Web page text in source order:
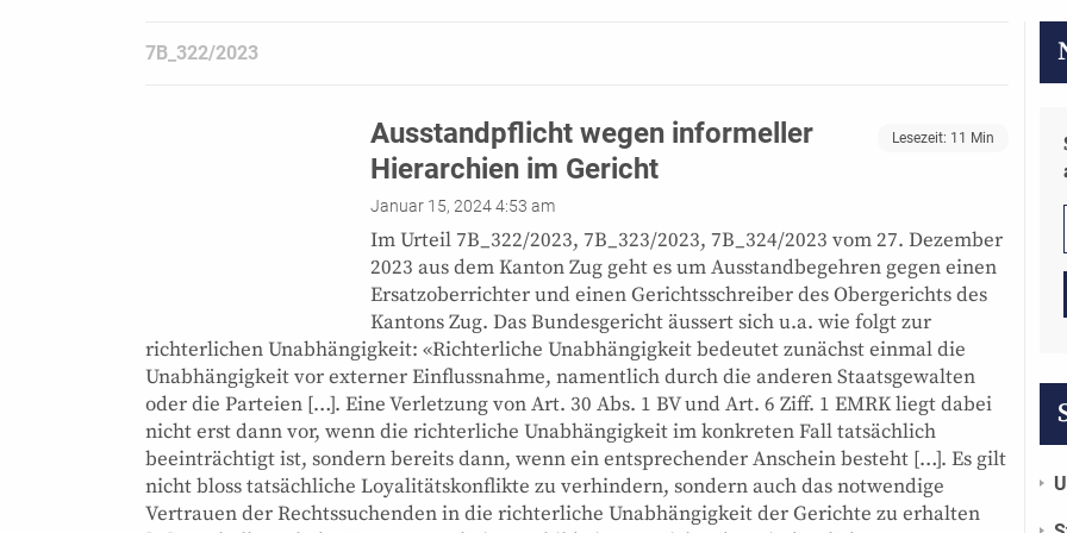
7B_322/2023
Ausstandpflicht wegen informeller
Hierarchien im Gericht
Lesezeit: 11 Min
Januar 15, 2024 4:53 am
Im Urteil 7B_322/2023, 7B_323/2023, 7B_324/2023 vom 27. Dezember
2023 aus dem Kanton Zug geht es um Ausstandbegehren gegen einen
Ersatzoberrichter und einen Gerichtsschreiber des Obergerichts des
Kantons Zug. Das Bundesgericht äussert sich u.a. wie folgt zur
richterlichen Unabhängigkeit: «Richterliche Unabhängigkeit bedeutet zunächst einmal die
Unabhängigkeit vor externer Einflussnahme, namentlich durch die anderen Staatsgewalten
oder die Parteien […]. Eine Verletzung von Art. 30 Abs. 1 BV und Art. 6 Ziff. 1 EMRK liegt dabei
nicht erst dann vor, wenn die richterliche Unabhängigkeit im konkreten Fall tatsächlich
beeinträchtigt ist, sondern bereits dann, wenn ein entsprechender Anschein besteht […]. Es gilt
nicht bloss tatsächliche Loyalitätskonflikte zu verhindern, sondern auch das notwendige
Vertrauen der Rechtssuchenden in die richterliche Unabhängigkeit der Gerichte zu erhalten